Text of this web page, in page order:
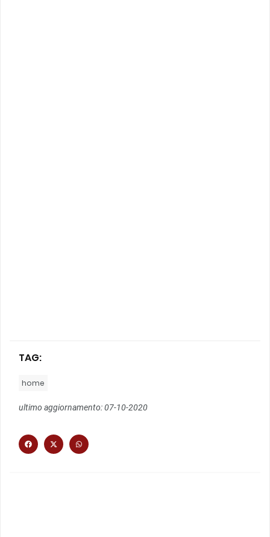
TAG:
home
ultimo aggiornamento: 07-10-2020